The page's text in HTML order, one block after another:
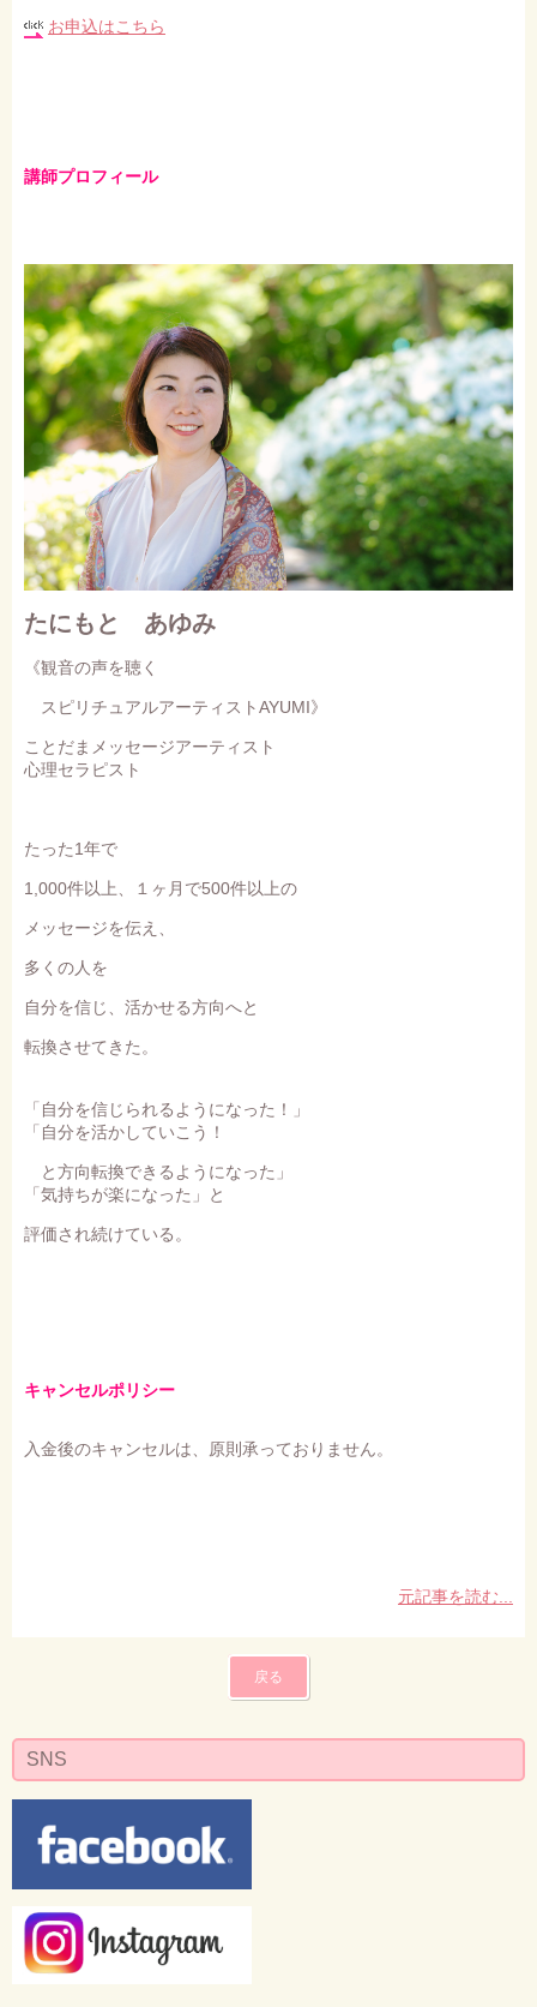
お申込はこちら
講師プロフィール
たにもと あゆみ
《観音の声を聴く
スピリチュアルアーティストAYUMI》
ことだまメッセージアーティスト
心理セラピスト
たった1年で
1,000件以上、１ヶ月で500件以上の
メッセージを伝え、
多くの人を
自分を信じ、活かせる方向へと
転換させてきた。
「自分を信じられるようになった！」
「自分を活かしていこう！
と方向転換できるようになった」
「気持ちが楽になった」と
評価され続けている。
キャンセルポリシー
入金後のキャンセルは、原則承っておりません。
元記事を読む...
戻る
SNS